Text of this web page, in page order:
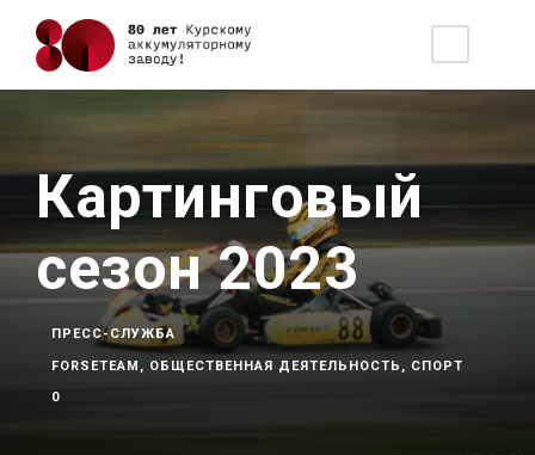
Картинговый
сезон 2023
ПРЕСС-СЛУЖБА
FORSETEAM , ОБЩЕСТВЕННАЯ ДЕЯТЕЛЬНОСТЬ , СПОРТ
0